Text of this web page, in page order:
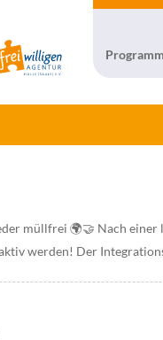
Programm
müllfrei 🌍🤝 Nach einer
werden! Der